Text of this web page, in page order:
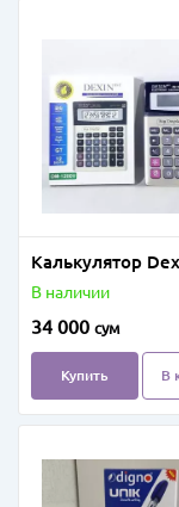
Калькулятор
В наличии
34 000 сум
Купить В